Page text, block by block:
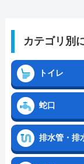
カテゴリ別
トイレ
蛇口
排水管・排